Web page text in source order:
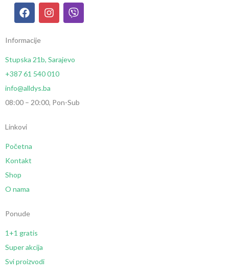
Informacije
Stupska 21b, Sarajevo
+387 61 540 010
info@alldys.ba
08:00 – 20:00, Pon-Sub
Linkovi
Početna
Kontakt
Shop
O nama
Ponude
1+1 gratis
Super akcija
Svi proizvodi